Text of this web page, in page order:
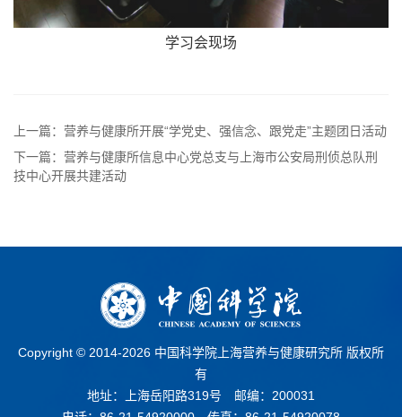
学习会现场
上一篇：营养与健康所开展“学党史、强信念、跟党走”主题团日活动
下一篇：营养与健康所信息中心党总支与上海市公安局刑侦总队刑
技中心开展共建活动
Copyright © 2014-2026 中国科学院上海营养与健康研究所 版权所
有
地址：上海岳阳路319号 邮编：200031